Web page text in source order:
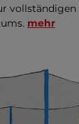
vollständigen
mehr